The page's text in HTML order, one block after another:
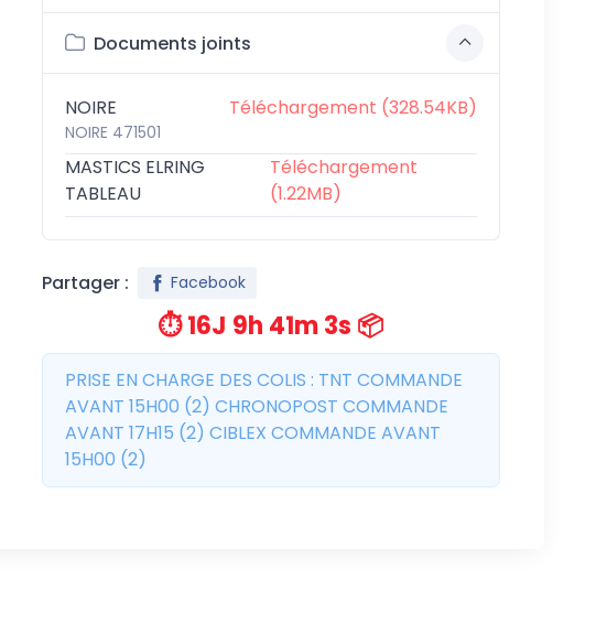
Documents joints
NOIRE
NOIRE 471501
Téléchargement (328.54KB)
MASTICS ELRING
TABLEAU
Téléchargement
(1.22MB)
Partager : Facebook
⏱️ 16J 9h 41m 3s 📦
PRISE EN CHARGE DES COLIS : TNT COMMANDE
AVANT 15H00 (2) CHRONOPOST COMMANDE
AVANT 17H15 (2) CIBLEX COMMANDE AVANT
15H00 (2)